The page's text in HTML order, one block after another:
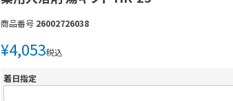
商品番号 26002726038
¥4,053税込
着日指定